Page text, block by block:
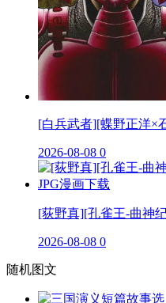
[白兵武者][蝶野正洋×
2026-08-08 0
[荻野真][孔雀王-曲神
2026-08-08 0
随机图文